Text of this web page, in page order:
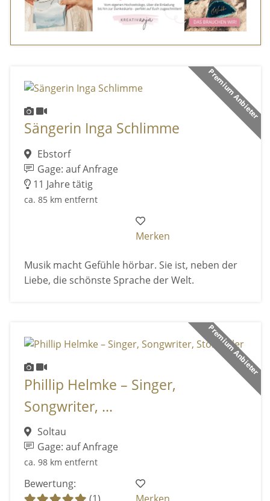
Premium Anbieter
Sängerin Inga Schlimme
Ebstorf
Gage: auf Anfrage
11 Jahre tätig
ca. 85 km entfernt
Merken
Musik macht Gefühle hörbar. Sie ist, neben der
Liebe, die schönste Sprache der Welt.
Premium Anbieter
Phillip Helmke – Singer,
Songwriter, ...
Soltau
Gage: auf Anfrage
ca. 98 km entfernt
Bewertung: